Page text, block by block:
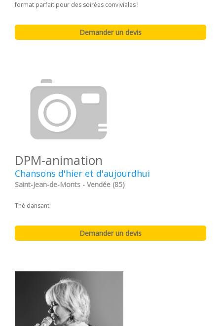
format parfait pour des soirées conviviales !
DPM-animation
Chansons d'hier et d'aujourdhui
Saint-Jean-de-Monts - Vendée (85)
Thé dansant